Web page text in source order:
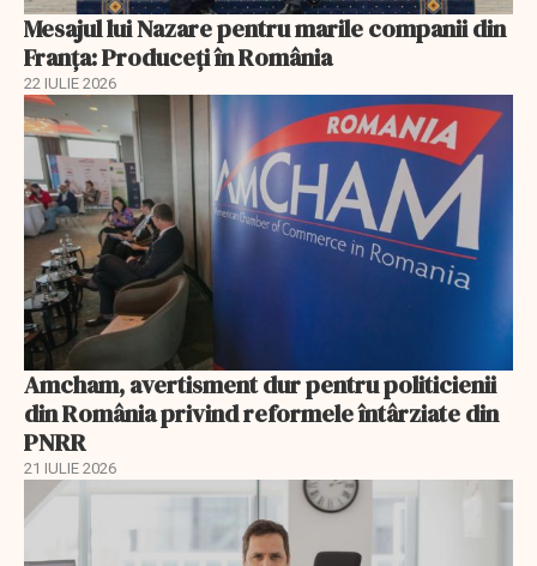
Mesajul lui Nazare pentru marile companii din
Franța: Produceți în România
22 IULIE 2026
Amcham, avertisment dur pentru politicienii
din România privind reformele întârziate din
PNRR
21 IULIE 2026